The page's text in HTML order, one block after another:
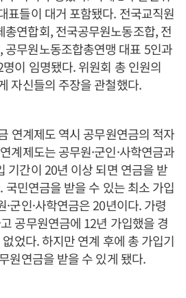
표들이 대거 포함됐다. 전국교직원
연합회, 전국공무원노동조합, 전
공무원노동조합총연맹 대표 5인과
이 임명됐다. 위원회 총 인원의
자신들의 주장을 관철했다.
연계제도 역시 공무원연금의 적자
계제도는 공무원·군인·사학연금과
기간이 20년 이상 되면 연금을 받
국민연금을 받을 수 있는 최소 가입
군인·사학연금은 20년이다. 가령
공무원연금에 12년 가입했을 경
었다. 하지만 연계 후에 총 가입기
원연금을 받을 수 있게 됐다.